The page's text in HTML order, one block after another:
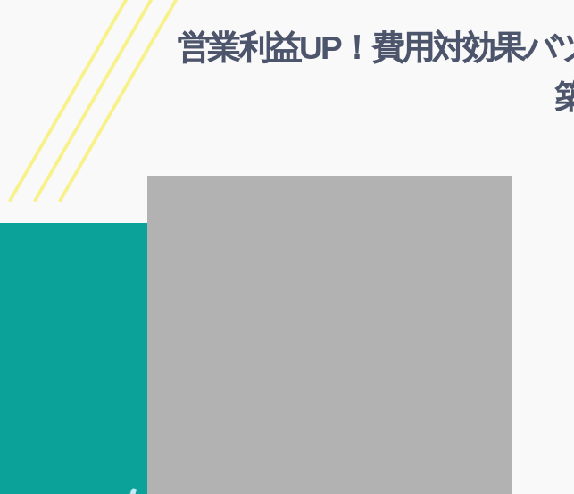
営業利益UP！費用対効果